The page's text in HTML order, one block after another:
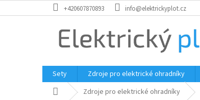
na
+420607870893 info@elektrickyplot.cz
Sety Zdroje pro elektrické ohradníky
Domů Zdroje pro elektrické ohradníky